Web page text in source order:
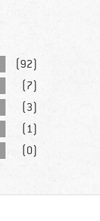
(92)
(7)
(3)
(1)
(0)